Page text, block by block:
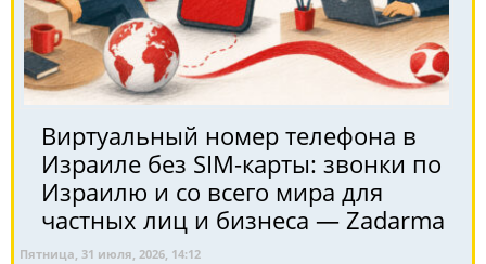
Виртуальный номер телефона в
Израиле без SIM-карты: звонки по
Израилю и со всего мира для
частных лиц и бизнеса — Zadarma
Пятница, 31 июля, 2026, 14:12